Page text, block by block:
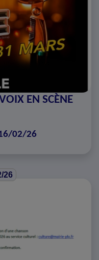
EN SCÈNE
02/26
26